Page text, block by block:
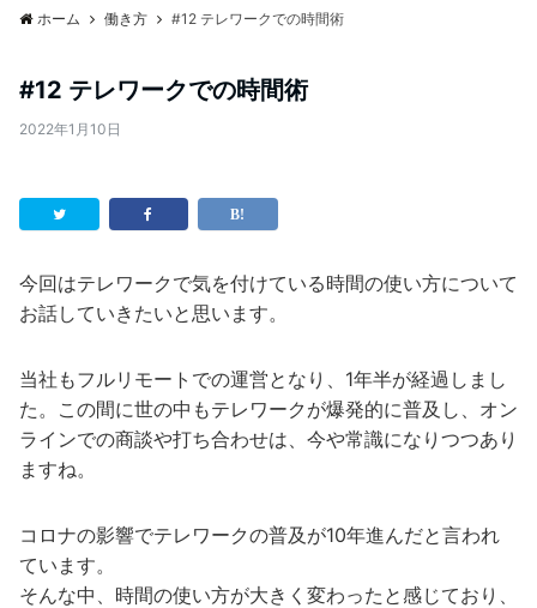
ホーム 働き方 #12 テレワークでの時間術
#12 テレワークでの時間術
2022年1月10日
今回はテレワークで気を付けている時間の使い方について
お話していきたいと思います。
当社もフルリモートでの運営となり、1年半が経過しまし
た。この間に世の中もテレワークが爆発的に普及し、オン
ラインでの商談や打ち合わせは、今や常識になりつつあり
ますね。
コロナの影響でテレワークの普及が10年進んだと言われ
ています。
そんな中、時間の使い方が大きく変わったと感じており、